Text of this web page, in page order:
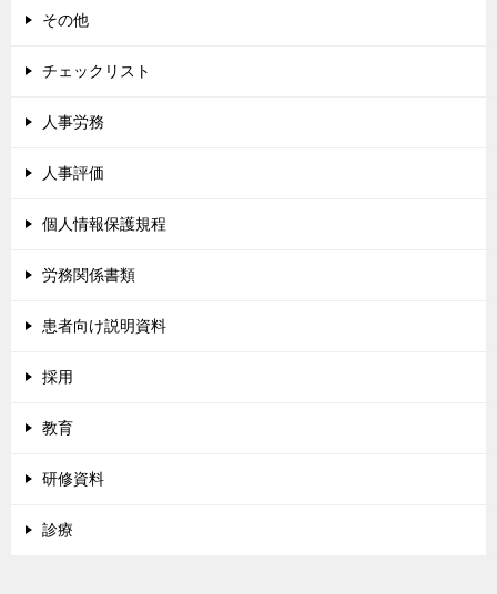
その他
チェックリスト
人事労務
人事評価
個人情報保護規程
労務関係書類
患者向け説明資料
採用
教育
研修資料
診療